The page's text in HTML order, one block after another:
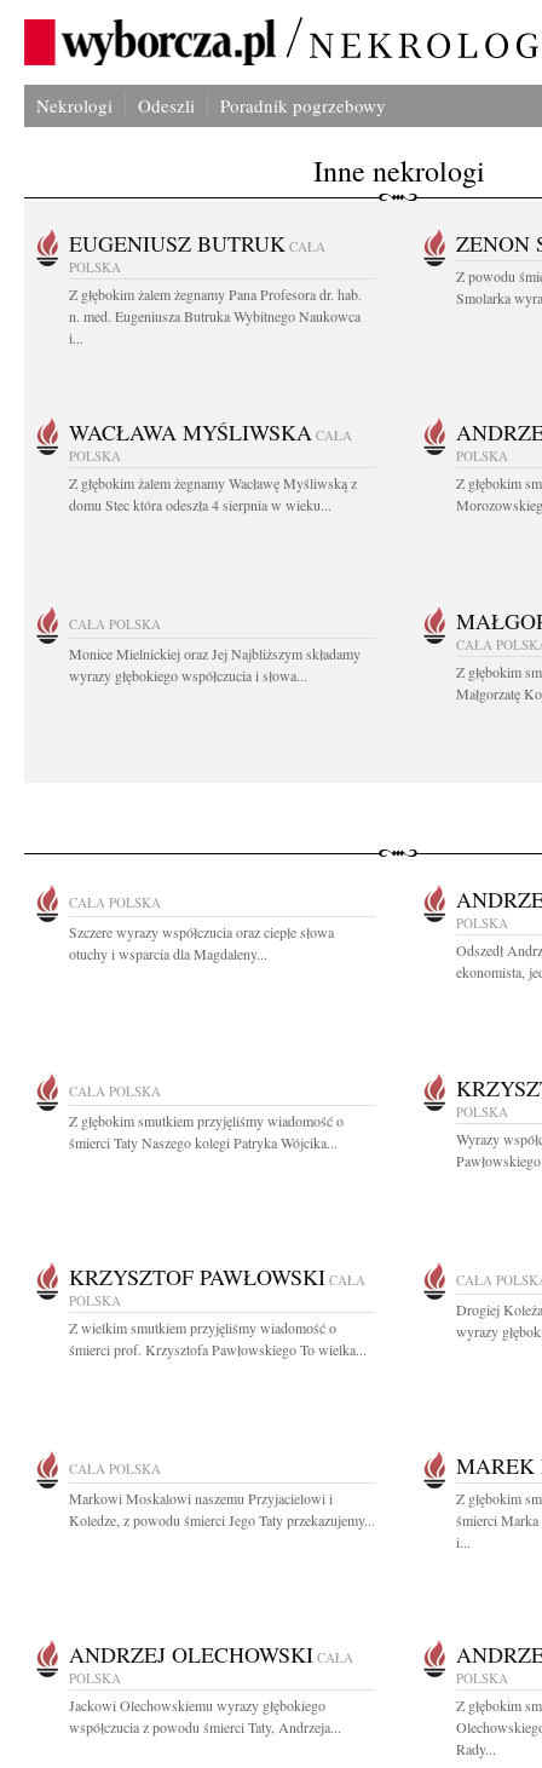
Nekrologi Odeszli Poradnik pogrzebowy
Inne nekrologi
EUGENIUSZ BUTRUK CAŁA
POLSKA
Z głębokim żalem żegnamy Pana Profesora dr. hab.
n. med. Eugeniusza Butruka Wybitnego Naukowca
i...
ZENON
Z powodu
Smolarka
WACŁAWA MYŚLIWSKA CAŁA
POLSKA
Z głębokim żalem żegnamy Wacławę Myśliwską z
domu Stec która odeszła 4 sierpnia w wieku...
POLSKA
Z głębokim
CAŁA POLSKA
Monice Mielnickiej oraz Jej Najbliższym składamy
wyrazy głębokiego współczucia i słowa...
CAŁA
Z głębokim
Małgorzatę
CAŁA POLSKA
Szczere wyrazy współczucia oraz ciepłe słowa
otuchy i wsparcia dla Magdaleny...
POLSKA
Odszedł
ekonomista,
CAŁA POLSKA
Z głębokim smutkiem przyjęliśmy wiadomość o
śmierci Taty Naszego kolegi Patryka Wójcika...
POLSKA
Wyrazy
KRZYSZTOF PAWŁOWSKI CAŁA
POLSKA
Z wielkim smutkiem przyjęliśmy wiadomość o
śmierci prof. Krzysztofa Pawłowskiego To wielka...
CAŁA
Drogiej
wyrazy
CAŁA POLSKA
Markowi Moskalowi naszemu Przyjacielowi i
Koledze, z powodu śmierci Jego Taty przekazujemy...
MAREK
Z głębokim
śmierci Marka
i...
ANDRZEJ OLECHOWSKI CAŁA
POLSKA
Jackowi Olechowskiemu wyrazy głębokiego
współczucia z powodu śmierci Taty, Andrzeja...
POLSKA
Z głębokim
Rady...